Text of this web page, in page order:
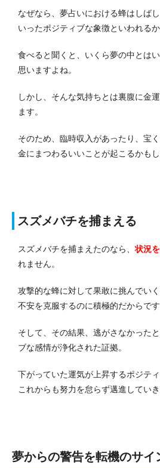
なぜなら、夢占いにおける蜂はしば
いったポジティブな象徴といわれるか
食べると聞くと、いくら夢の中とは
思いますよね。
しかし、そんな気持ちとは裏腹に金
ます。
そのため、臨時収入があったり、宝
金にまつわるいいことが起こるかもし
スズメバチを捕まえる
スズメバチを捕まえたのなら、状況
れません。
攻撃的な蜂に対して果敢に挑んでい
不安を克服するのに積極的だからです
そして、その結果、逃がさなかった
ブな感情が浄化された証拠。
下がっていた運気が上昇するポジテ
これからも努力を怠らず邁進していき
夢からの警告を転機のサイ